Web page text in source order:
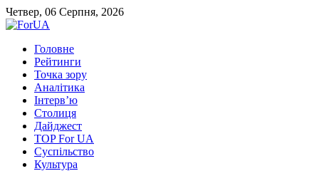
Четвер, 06 Серпня, 2026
Головне
Рейтинги
Точка зору
Аналітика
Інтерв’ю
Столиця
Дайджест
TOP For UA
Суспiльство
Культура